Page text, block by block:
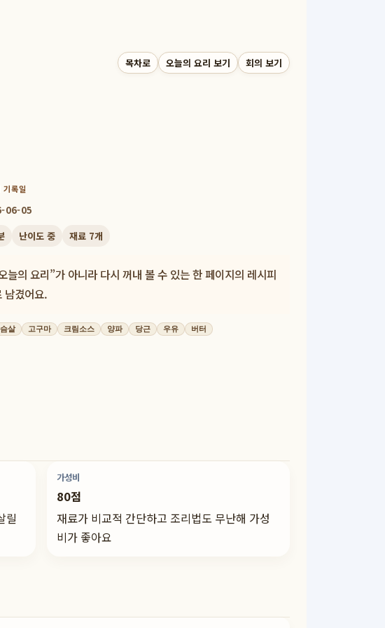
목차로 오늘의 요리 보기 회의 보기
기록일
06-05
난이도 중 재료 7개
늘의 요리”가 아니라 다시 꺼내 볼 수 있는 한 페이지의 레시피
남겼어요.
살 고구마 크림소스 양파 당근 우유 버터
릴
가성비
80점
재료가 비교적 간단하고 조리법도 무난해 가성
비가 좋아요